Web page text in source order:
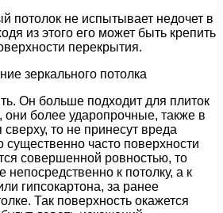
потолок не испытывает недочет в
из этого его может быть крепить
перекрытия.
Он больше подходит для плиток
они более ударопрочные, также в
то не принесут вреда
часто поверхности
совершенной ровностью, то
непосредственно к потолку, а к
гипсокартона, за ранее
Так поверхность окажется